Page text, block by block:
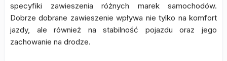
specyfiki zawieszenia różnych marek samochodów.
Dobrze dobrane zawieszenie wpływa nie tylko na komfort
jazdy, ale również na stabilność pojazdu oraz jego
zachowanie na drodze.